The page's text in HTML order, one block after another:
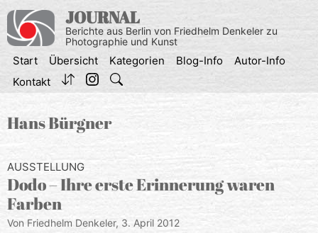
Inhalt
springen
JOURNAL
Berichte aus Berlin von Friedhelm Denkeler zu
Photographie und Kunst
Start Übersicht Kategorien Blog-Info
Autor-Info
Kontakt
Hans Bürgner
AUSSTELLUNG
Dodo – Ihre erste Erinnerung waren
Farben
Von Friedhelm Denkeler, 3. April 2012